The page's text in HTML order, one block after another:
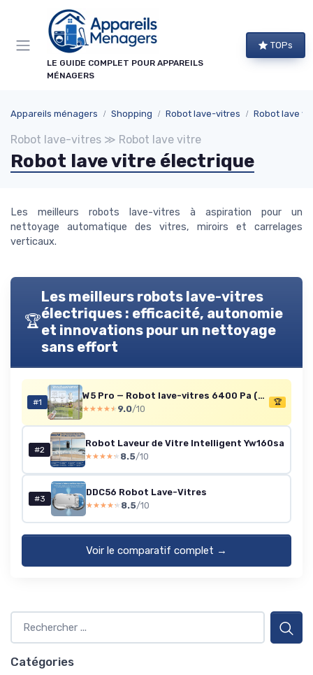
LE GUIDE COMPLET POUR APPAREILS
MÉNAGERS
TOPs
Appareils ménagers Shopping Robot lave-vitres Robot lave
Robot lave-vitres ≫ Robot lave vitre
Robot lave vitre électrique
Les meilleurs robots lave-vitres à aspiration pour un
nettoyage automatique des vitres, miroirs et carrelages
verticaux.
🏆
Les meilleurs robots lave-vitres
électriques : efficacité, autonomie
et innovations pour un nettoyage
sans effort
#1
W5 Pro — Robot lave-vitres 6400 Pa (Blanc)
★★★★★
★★★★★ 9.0/10
🏆
#2
Robot Laveur de Vitre Intelligent Yw160sa
★★★★★
★★★★★ 8.5/10
#3
DDC56 Robot Lave-Vitres
★★★★★
★★★★★ 8.5/10
Voir le comparatif complet →
Catégories
×
NEWSLETTER APPAREILS MÉNAGERS
Guides d'achat, comparatifs exclusifs et alertes
meilleur directement dans votre boîte mail.
Guides d'achat Tendances
→ Je m'abonne
* En m'inscrivant, j'accepte de recevoir la newsletter
Panneau de gestion des cookies